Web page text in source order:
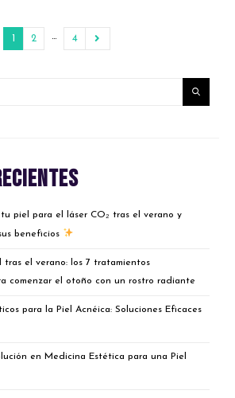
1 2 … 4
piel para el láser CO₂ tras el verano y
beneficios
tras el verano: los 7 tratamientos
comenzar el otoño con un rostro radiante
para la Piel Acnéica: Soluciones Eficaces
en Medicina Estética para una Piel